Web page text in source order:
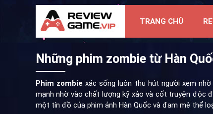
TRANG CHỦ
Những phim zombie từ Hàn
Phim zombie xác sống luôn thu hút người xem
mạnh nhờ vào chất lượng kỹ xảo và cốt truyện độc
một tín đồ của phim ảnh Hàn Quốc và đam mê thể